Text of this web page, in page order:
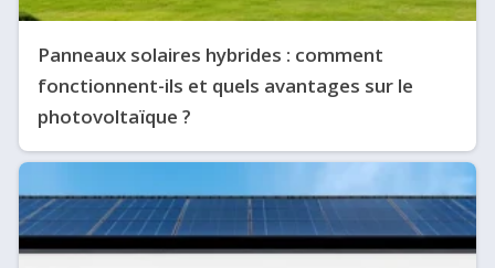
Panneaux solaires hybrides : comment
fonctionnent-ils et quels avantages sur le
photovoltaïque ?